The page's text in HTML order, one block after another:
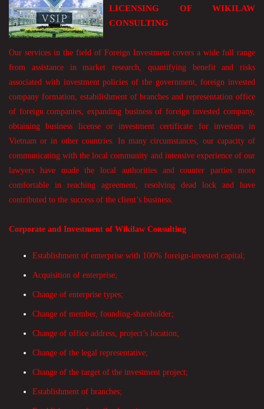
LICENSING OF WIKILAW
CONSULTING
Our services in the field of Foreign Investment covers a wide full range
from assistance in market research, quantifying benefit and risks
associated with investment policies of the government, foreign invested
company formation, estabilishment of branches and representation office
of foreign companies, expanding business of foreign invested company,
obtaining business license or investment certificate for investors in
Vietnam or in other countries. In many circumstances, our capacity of
communicating with the local community and intensive experience of our
lawyers have made the local authorities and counter parties more
comfortable in reaching agreement, resolving dead lock and have
contributed to the success of the client’s business.
Corporate and Investment of Wikilaw Consulting
Establishment of enterprise with 100% foreign-invested capital;
Acquisition of enterprise;
Change of enterprise types;
Change of member, founding-shareholder;
Change of office address, project’s location;
Change of the legal representative;
Change of the target of the investment project;
Establishment of branches;